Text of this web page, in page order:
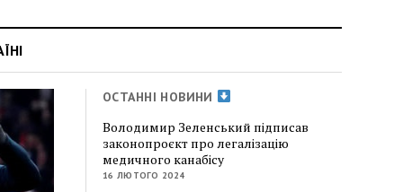
ОСТАННІ НОВИНИ
Володимир Зеленський підписав
законопроєкт про легалізацію
медичного канабісу
16 ЛЮТОГО 2024